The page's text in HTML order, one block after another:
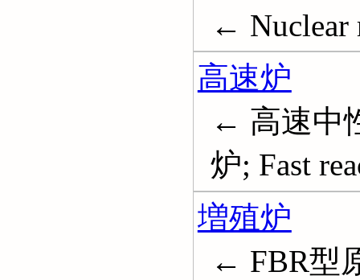
← Nuclear
高速炉
← 高速中
炉; Fast
増殖炉
← FBR型